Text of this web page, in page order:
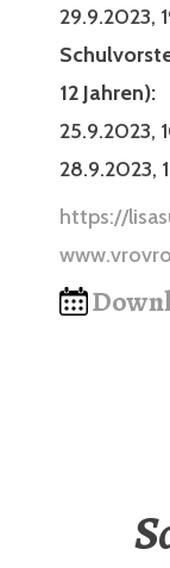
29.9.2023,
12 Jahren):
25.9.2023,
28.9.2023,
https://